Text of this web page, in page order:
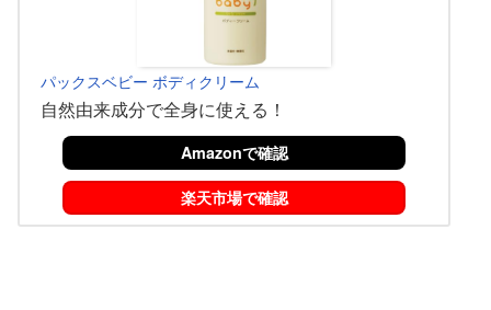
パックスベビー ボディクリーム
自然由来成分で全身に使える！
Amazonで確認
楽天市場で確認